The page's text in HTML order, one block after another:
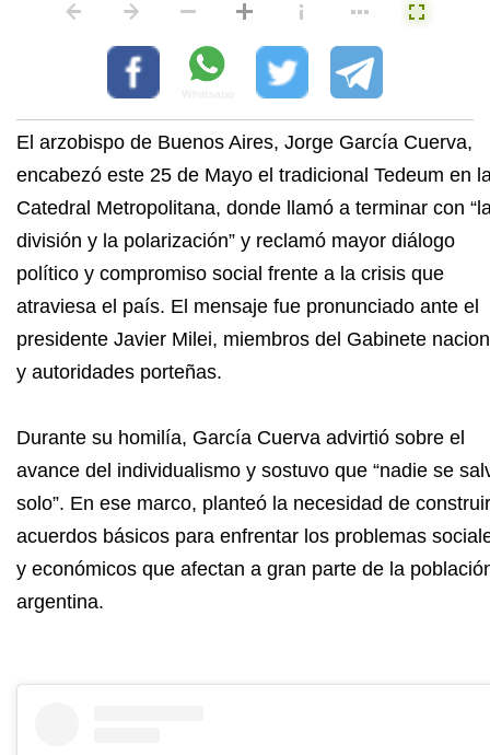
El arzobispo de Buenos Aires, Jorge García Cuerva,
encabezó este 25 de Mayo el tradicional Tedeum en
Catedral Metropolitana, donde llamó a terminar con
división y la polarización” y reclamó mayor diálogo
político y compromiso social frente a la crisis que
atraviesa el país. El mensaje fue pronunciado ante el
presidente Javier Milei, miembros del Gabinete
y autoridades porteñas.
Durante su homilía, García Cuerva advirtió sobre el
avance del individualismo y sostuvo que “nadie se
solo”. En ese marco, planteó la necesidad de construir
acuerdos básicos para enfrentar los problemas
y económicos que afectan a gran parte de la
argentina.